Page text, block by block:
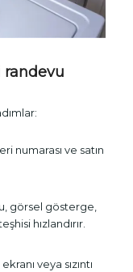
randevu
numarası ve satın
görsel gösterge,
hızlandırır.
veya sızıntı